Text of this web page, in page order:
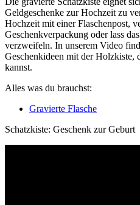
Geldgeschenke zur Hochzeit zu
Hochzeit mit einer Flaschenpost,
Geschenkverpackung oder lass
verzweifeln. In unserem Video
Geschenkideen mit der Holzkiste,
kannst.
Alles was du brauchst:
Gravierte Flasche
Schatzkiste: Geschenk zur Geburt